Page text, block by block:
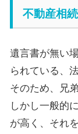
不動産相続
遺言書が無い
られている、
そのため、兄
しかし一般的
が高く、それ